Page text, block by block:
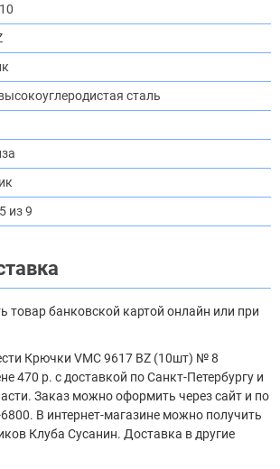
10
сталь
5 из 9
товар банковской картой онлайн или при
Крючки VMC 9617 BZ (10шт) № 8
470 р. с доставкой по Санкт-Петербургу и
Заказ можно оформить через сайт и по
В интернет-магазине можно получить
Клуба Сусанин. Доставка в другие